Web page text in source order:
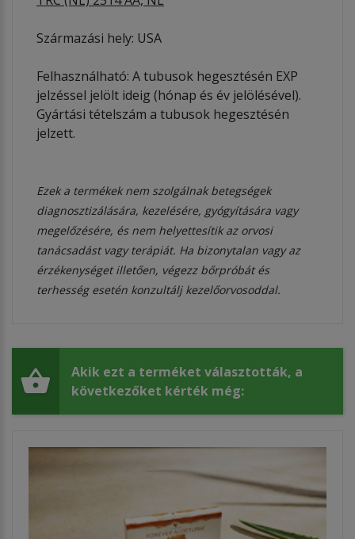
Származási hely: USA
Felhasználható: A tubusok hegesztésén EXP
jelzéssel jelölt ideig (hónap és év jelölésével).
Gyártási tételszám a tubusok hegesztésén
jelzett.
Ezek a termékek nem szolgálnak betegségek
diagnosztizálására, kezelésére, gyógyítására vagy
megelőzésére, és nem helyettesítik az orvosi
tanácsadást vagy terápiát. Ha bizonytalan vagy az
érzékenységet illetően, végezz bőrpróbát és
terhesség esetén konzultálj kezelőorvosoddal.
Akik ezt a terméket választották, a
következőket kérték még: